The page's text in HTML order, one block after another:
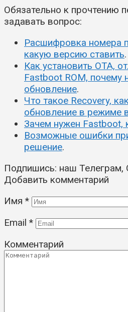
Обязательно к прочтению
задавать вопрос:
Расшифровка номера
какую версию ставить.
Как установить OTA,
Fastboot ROM, почему
обновление.
Что такое Recovery,
обновление в режиме
Зачем нужен Fastboot,
Возможные ошибки
решение.
Подпишись: наш Телеграм,
Добавить комментарий
Имя *
Email *
Комментарий